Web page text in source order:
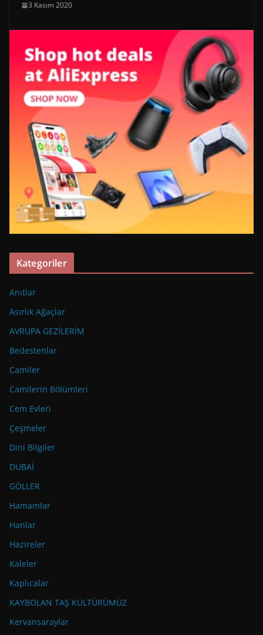
3 Kasım 2020
Kategoriler
Anıtlar
Asırlık Ağaçlar
AVRUPA GEZİLERİM
Bedestenlar
Camiler
Camilerin Bölümleri
Cem Evleri
Çeşmeler
Dini Bilgiler
DUBAİ
GÖLLER
Hamamlar
Hanlar
Hazireler
Kaleler
Kaplıcalar
KAYBOLAN TAŞ KÜLTÜRÜMÜZ
Kervansaraylar